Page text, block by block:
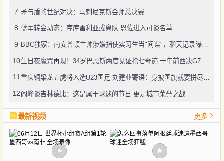
7 矛与盾的世纪对决：马刺尼克斯会师总决赛
8 蓝军转会动态：库库雷利亚或离队 恩佐进入可谈名单
9 BBC独家：南安普顿主帅涉嫌指使实习生当"间谍"，聊天记录曝光引轩然大波
10 生日夜魔咒再现！34岁巴恩斯两度见证抢七奇迹 十年前西决G7也曾送雷霆回家
11 重庆铜梁龙五虎将入选U23国足 刘建业寄语：身披国旗就要拼尽全力
12 阎峰谈吉林德比：这是属于球迷的节日 更是城市荣誉之战
最新视频 更多